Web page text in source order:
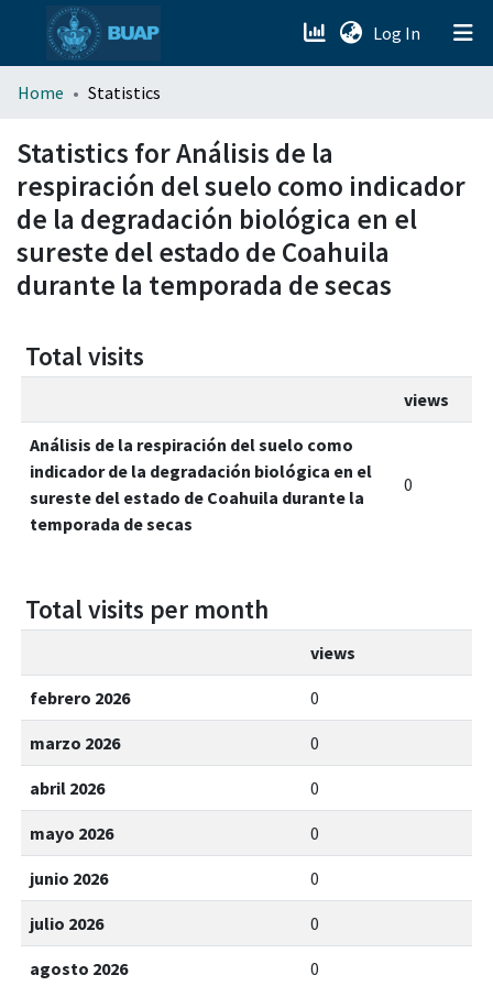
Log In (current)
menu.section.about_menu
All of DSpace
Home Statistics
Statistics for Análisis de la
respiración del suelo como indicador
de la degradación biológica en el
sureste del estado de Coahuila
durante la temporada de secas
Total visits
views
Análisis de la respiración del suelo como
indicador de la degradación biológica en el
sureste del estado de Coahuila durante la
temporada de secas
0
Total visits per month
views
febrero 2026 0
marzo 2026 0
abril 2026 0
mayo 2026 0
junio 2026 0
julio 2026 0
agosto 2026 0